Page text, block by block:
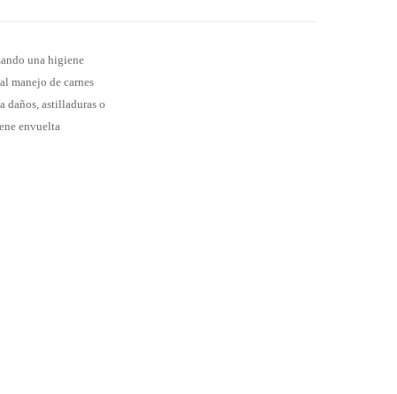
una higiene
manejo de carnes
daños, astilladuras o
envuelta